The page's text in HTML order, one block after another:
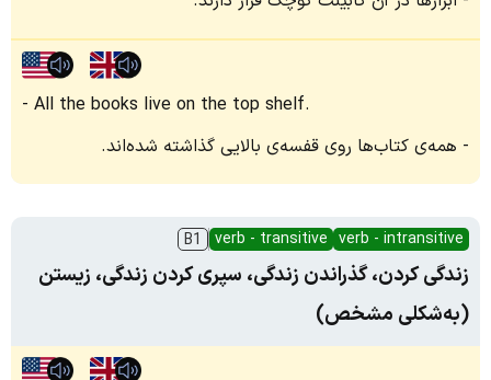
All the books live on the top shelf.
همه‌ی کتاب‌ها روی قفسه‌ی بالایی گذاشته شده‌اند.
verb - intransitive
verb - transitive
B1
زندگی کردن، گذراندن زندگی، سپری کردن زندگی، زیستن
(به‌شکلی مشخص)